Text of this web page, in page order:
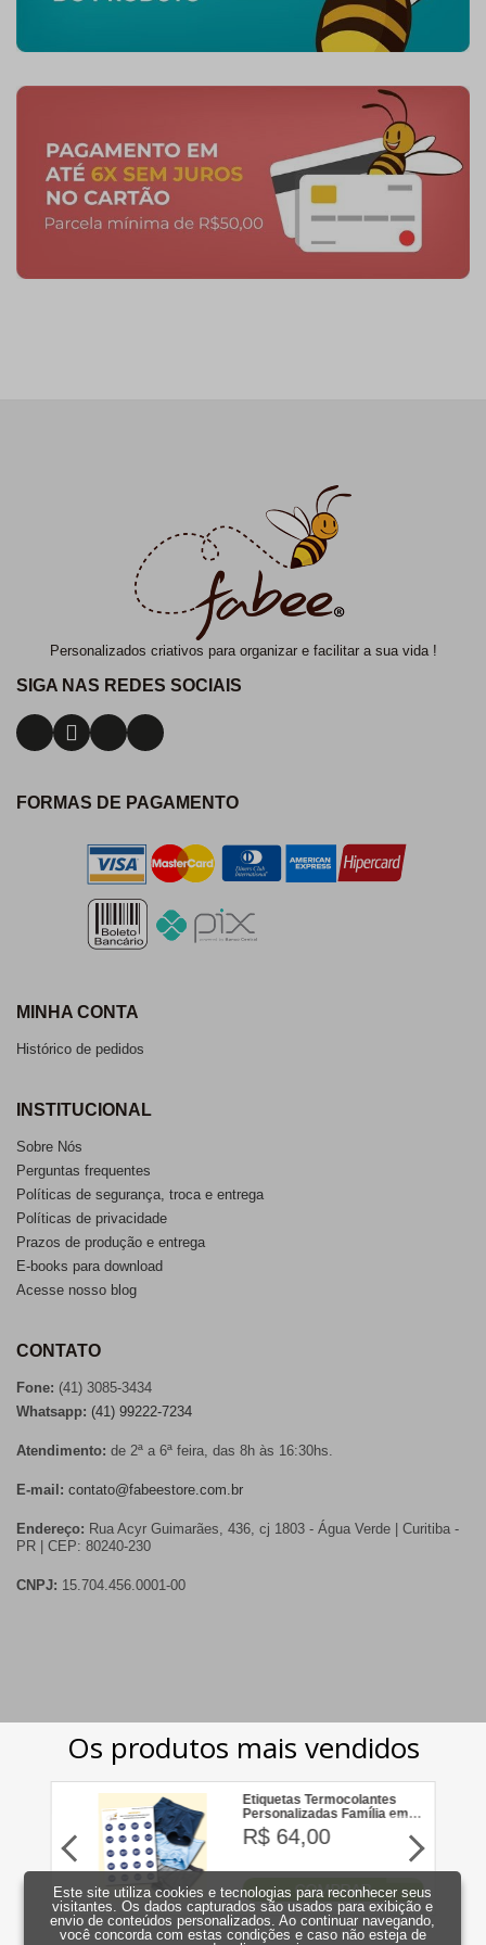
Personalizados criativos para organizar e facilitar a sua vida !
SIGA NAS REDES SOCIAIS
FORMAS DE PAGAMENTO
MINHA CONTA
Histórico de pedidos
INSTITUCIONAL
Sobre Nós
Perguntas frequentes
Políticas de segurança, troca e entrega
Políticas de privacidade
Prazos de produção e entrega
E-books para download
Acesse nosso blog
CONTATO
Fone: (41) 3085-3434
Whatsapp: (41) 99222-7234
Atendimento: de 2ª a 6ª feira, das 8h às 16:30hs.
E-mail: contato@fabeestore.com.br
Endereço: Rua Acyr Guimarães, 436, cj 1803 - Água Verde | Curitiba -
PR | CEP: 80240-230
CNPJ: 15.704.456.0001-00
Este site utiliza cookies e tecnologias para reconhecer seus
visitantes. Os dados capturados são usados para exibição e
envio de conteúdos personalizados. Ao continuar navegando,
você concorda com estas condições e caso não esteja de